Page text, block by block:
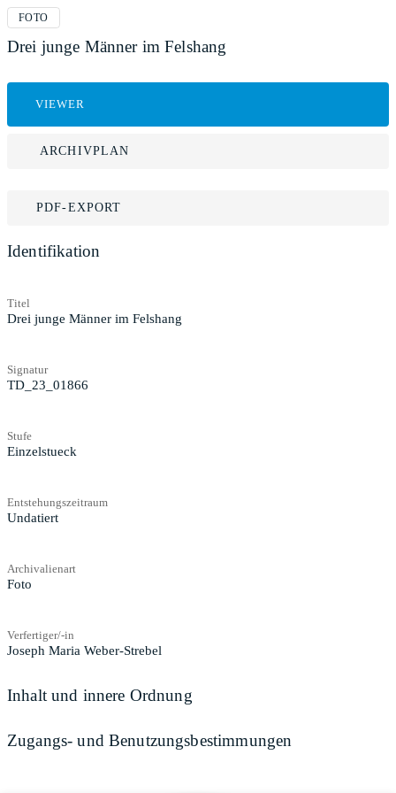
FOTO
Drei junge Männer im Felshang
VIEWER
ARCHIVPLAN
PDF-EXPORT
Identifikation
Titel
Drei junge Männer im Felshang
Signatur
TD_23_01866
Stufe
Einzelstueck
Entstehungszeitraum
Undatiert
Archivalienart
Foto
Verfertiger/-in
Joseph Maria Weber-Strebel
Inhalt und innere Ordnung
Zugangs- und Benutzungsbestimmungen